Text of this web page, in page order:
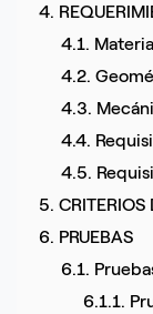
4.
4.1.
4.2.
4.3.
4.4.
4.5.
5. CRITERIOS
6. PRUEBAS
6.1.
6.1.1.